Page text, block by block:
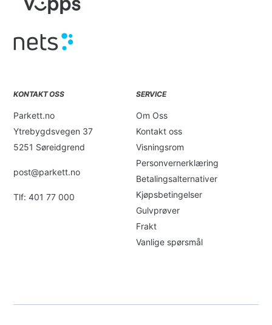
KONTAKT OSS
Parkett.no
Ytrebygdsvegen 37
5251 Søreidgrend
post@parkett.no
Tlf: 401 77 000
SERVICE
Om Oss
Kontakt oss
Visningsrom
Personvernerklæring
Betalingsalternativer
Kjøpsbetingelser
Gulvprøver
Frakt
Vanlige spørsmål